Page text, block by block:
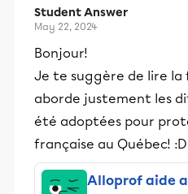
Student Answer
May 22, 2024
Bonjour!
Je te suggère de lire la
aborde justement les
été adoptées pour
française au Québec! :D
Alloprof aide